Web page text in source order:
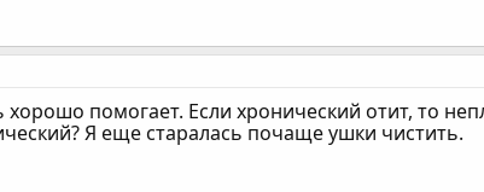
помогает. Если хронический отит, то
Я еще старалась почаще ушки чистить.